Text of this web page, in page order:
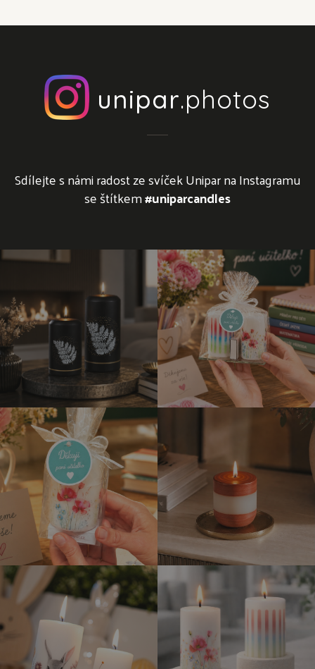
unipar.photos
Sdílejte s námi radost ze svíček Unipar na Instagramu
se štítkem#uniparcandles